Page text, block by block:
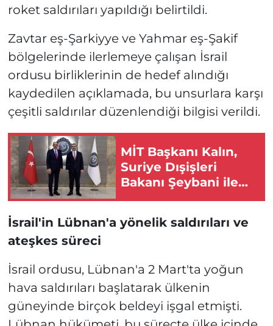
roket saldırıları yapıldığı belirtildi.
Zavtar eş-Şarkiyye ve Yahmar eş-Şakif
bölgelerinde ilerlemeye çalışan İsrail
ordusu birliklerinin de hedef alındığı
kaydedilen açıklamada, bu unsurlara karşı
çeşitli saldırılar düzenlendiği bilgisi verildi.
MİT Başkanı Kalın,
Suriye Dışişleri
Bakanı Şeybani ile
görüştü: Gündem
entegrasyonu
İsrail'in Lübnan'a yönelik saldırıları ve
ateşkes süreci
İsrail ordusu, Lübnan'a 2 Mart'ta yoğun
hava saldırıları başlatarak ülkenin
güneyinde birçok beldeyi işgal etmişti.